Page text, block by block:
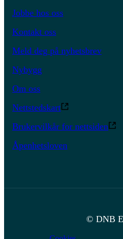
Jobbe hos oss
Kontakt oss
Meld deg på nyhetsbrev
Nybygg
Om oss
Nettstedskart
Brukervilkår for nettsiden
Åpenhetsloven
© DNB